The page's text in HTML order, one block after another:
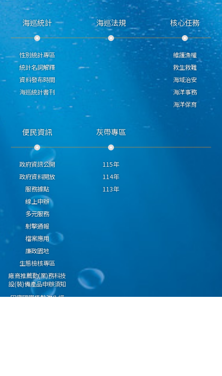
海巡統計
性別統計專區
統計名詞解釋
資料發布時間
海巡統計書刊
海巡法規 核心任務
維護漁權
救生救難
海域治安
海洋事務
海洋保育
便民資訊
政府資訊公開
政府資料開放
服務據點
線上申辦
多元服務
射擊通報
檔案應用
廉政園地
生態檢核專區
廠商推薦勤(業)務科技
設(裝)備產品申辦須知
因應國際情勢強化經
灰帶專區
115年
114年
113年